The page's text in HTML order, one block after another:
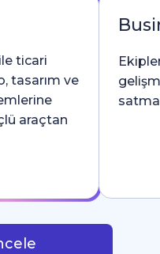
ticari
tasarım ve
araçtan
satma